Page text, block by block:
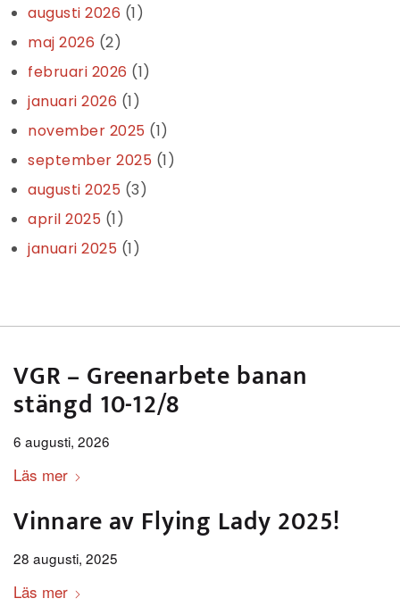
augusti 2026 (1)
maj 2026 (2)
februari 2026 (1)
januari 2026 (1)
november 2025 (1)
september 2025 (1)
augusti 2025 (3)
april 2025 (1)
januari 2025 (1)
VGR – Greenarbete banan
stängd 10-12/8
6 augusti, 2026
Läs mer
Vinnare av Flying Lady 2025!
28 augusti, 2025
Läs mer